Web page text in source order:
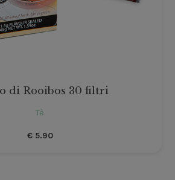
di Rooibos 30 filtri
Tè
€5.90